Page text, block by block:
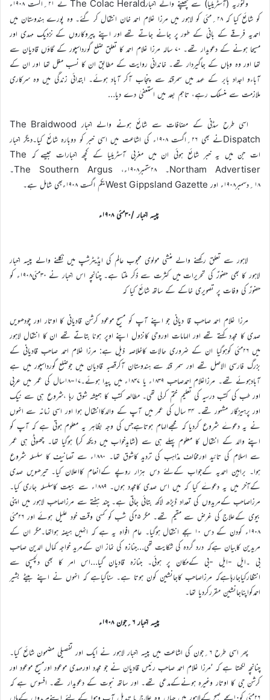
وکٹوریہ (آسٹریلیا) سے چھپنے والے اخبارThe Colac Herald نے ۲۱؍اگست ۱۹۰۸ء
کو شائع کیا کہ ۲۸؍مئی کو لاہور میں مرزا غلام احمد خان انتقال کر گئے۔ وہ پورے ہندوستان میں
احمدیہ فرقے کے بانی کے طور پر جانے جاتے تھے اور اپنے پیروکاروں کے نزدیک مہدی اور
مسیحا ہونے کے دعویدار تھے۔ ۷۰ سالہ مرزا غلام احمد کا تعلق ضلع گورداسپور کے گاؤں قادیان سے
تھا اور وہ وہاں کے جاگیردار تھے۔ خاندانی روایت کے مطابق ان کا نسب مغل تھا اور ان کے
آباءو اجداد بابر کے عہد میں سمرقند سے پنجاب آکر آباد ہوئے۔ ابتدائی زندگی میں وہ سرکاری
ملازمت سے منسلک رہے، تاہم بعد میں استعفیٰ دے دیا…
اسی طرح سڈنی کے مضافات سے شائع ہونے والے اخبار The Braidwood
Dispatchنے بھی ۲۶؍اگست ۱۹۰۸ء کی اشاعت میں اسی خبر کو دوبارہ شائع کیا۔دیگر اخبار
ات جن میں یہ خبر شائع ہوئی ان میں مغربی آسٹریلیا کے کچھ اخبارات جیسے کہ The
Northam Advertiser۔ ۲۸ستمبر۱۹۰۸ء، The Southern Argus۔
۱۸؍دسمبر۱۹۰۸ء اور West Gippsland Gazetteیکم اگست ۱۹۰۸ءبھی شامل ہے۔
پیسہ اخبار /۳۰مئی ۱۹۰۸ء
لاہور سے تعلق رکھنے والے منشی مولوی محبوب عالم کی ایڈیٹرشپ میں نکلنے والے پیسہ اخبار
لاہور کا بھی حضورؑ کی تحریرات میں کثرت سے ذکر ملتا ہے۔ چنانچہ اس اخبار نے ۳۰مئی۱۹۰۸ء کو
حضورؑ کی وفات پر تصویری خاکے کے ساتھ شائع کیا کہ
مرزا غلام احمد صاحب قا دیانی جو اپنے آپ کو مسیح موعود کرشن قادیانی کا اوتار اور چودھویں
صدی کا مجدد کہتے تھے اور الہامات اوروحی کانزول اپنے اوپر ہونا بتاتے تھے ان کا انتقال لاہور
میں ۲۶مئی کوہوگیا ان کے ضروری حالات کاخلاصہ ذیل ہے: مرزا غلام احمد صاحب قادیانی کے
بزرگ فارسی الاصل تھے اور سمر قند سے ہندوستان آکرقصبہ قادیان میں جوضلع گورداسپور میں ہے
آبادہوئے تھے۔ مرزاغلام احمدصاحب ۱۸۳۹ء یا ۱۸۴۷ء میں پیدا ہوئے۔۱۷-۱۸سال کی عمر میں عربی
اور طب کی کتب درسیہ کی تعلیم ختم کرلی تھی۔ مطالعہ کتب کا ہمیشہ شوق رہا ،شروع ہی سے نیک
اور پرہیزگار مشہور تھے۔ ۳۴ سال کی عمر میں آپ کے والدکاانتقال ہوا اور اسی زمانہ سے انہوں
نے یہ دعوےٰ شروع کردیا کہ مجھےالہام ہوتاہےجس کی وجہ بظاہر یہ معلوم ہوتی ہے کہ آپ کو
اپنے والد کے انتقال کا معلوم پہلے ہی سے (شایدخواب میں دیکھ کر) ہوگیا تھا۔ چھوٹی ہی عمر
سے اسلام کی تائید اورمخالف مذاہب کی تردید کاشوق تھا۔ ۱۸۸۰ء سے تصانیف کا سلسلہ شروع
ہوا۔ براہین احمدیہ کےجواب کےلئے دس ہزار روپے کےانعام کااعلان کیا۔ تیرھویں صدی
کےآخر میں یہ دعوےٰ کیا کہ میں اس صدی کامجدد ہوں۔ ۱۸۸۹ء سے بیعت کاسلسلہ جاری کیا۔
مرزاصاحب کےمریدوں کی تعداد ڈیڑھ لاکھ بتائی جاتی ہے۔ چند ہفتے سے مرزاصاحب لاہور میں اپنی
بیوی کےعلاج کی غرض سے مقیم تھے۔ مگر ۲۵کی شب کو کسی وقت خود علیل ہوئے اور ۲۶مئی
۱۹۰۸ء کودن کے دس ۱۰ بجے انتقال ہوگیا۔ عام افواہ یہ ہے کہ انہیں ہیضہ ہواتھا۔مگر ان کے
مریدین کابیان ہےکہ درد گردہ کی شکایت تھی…جنازہ کی نماز ان کےمرید خواجہ کمال الدین صاحب
بی ۔ایل -ایل -بی کےمکان پر ہوئی۔ جنازہ قادیان گیا…اس امر کا بھی دلچسپی سے
انتظارکیاجارہاہےکہ مرزاصاحب کاجانشین کون ہوتا ہے۔ سناگیاہے کہ انہوں نے اپنے بیٹے بشیر
احمدکواپناجانشین مقررکردیا تھا۔
پیسہ اخبار ۶؍جون ۱۹۰۸ء
پھر اسی طرح ۶؍جون کی اشاعت میں پیسہ اخبار لاہور نے ایک اور تفصیلی مضمون شائع کیا۔
چنانچہ لکھتا ہے کہ ’مرزا غلام احمد صاحب رئیس قادیان نے جو مجدد اورمہدی موعود اورمسیح موعود اور
کرشن جی کا اوتار وغیرہ ہونےکےمدعی تھے۔ اور ساتھ نبوت کے دعویدار تھے۔ افسوس ہے کہ
۲۶مئی کو۱۰بجے صبح کےلاہور میں جہاں وہ علاج یا تبدیل آب وہوا کے لئے اپنےمریدوں کےہاں